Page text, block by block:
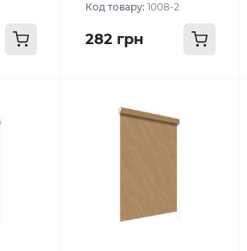
Код товару: 1008-2
282 грн